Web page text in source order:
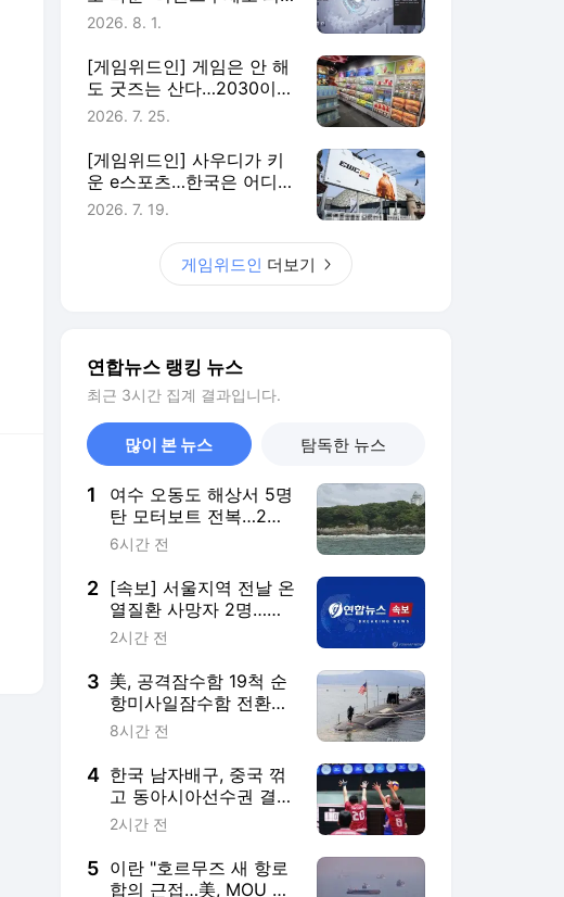
실험
2026. 8. 1.
[게임위드인] 게임은 안 해
도 굿즈는 산다…2030이
게임에 남는 법
2026. 7. 25.
[게임위드인] 사우디가 키
운 e스포츠…한국은 어디에
있나
2026. 7. 19.
게임위드인 더보기
연합뉴스 랭킹 뉴스
최근 3시간 집계 결과입니다.
많이 본 뉴스 탐독한 뉴스
1
여수 오동도 해상서 5명
탄 모터보트 전복…2명
사망(종합3보)
6시간 전
2 [속보] 서울지역 전날 온
열질환 사망자 2명…올
해 최다
2시간 전
3 美, 공격잠수함 19척 순
항미사일잠수함 전환…
中 견제 강화
8시간 전
4 한국 남자배구, 중국 꺾
고 동아시아선수권 결승
행…9일 한일전
2시간 전
5 이란 "호르무즈 새 항로
합의 근접…美, MOU 위